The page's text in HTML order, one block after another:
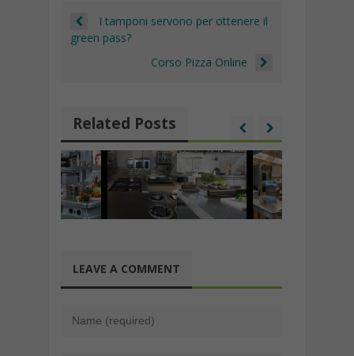
I tamponi servono per ottenere il
green pass?
Corso Pizza Online
Related Posts
LEAVE A COMMENT